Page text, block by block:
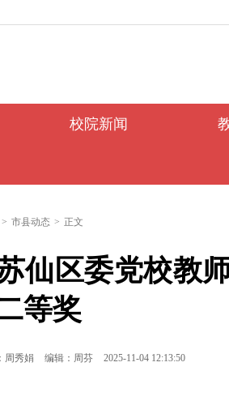
校院新闻
> 市县动态 > 正文
仙区委党校教
等奖
周秀娟 编辑：周芬 2025-11-04 12:13:50